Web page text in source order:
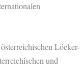
Löcker-
und